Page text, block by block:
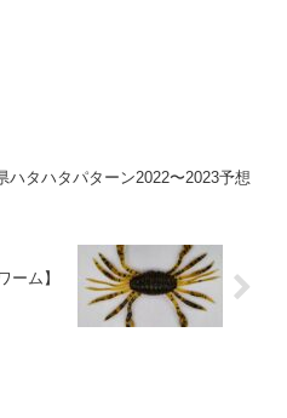
ハタハタパターン2022〜2023予想
ーム】